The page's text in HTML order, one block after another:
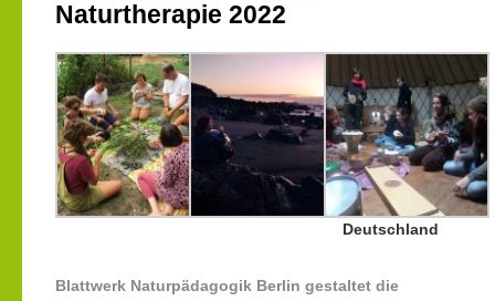
Naturtherapie 2022
Deutschland
Blattwerk Naturpädagogik Berlin gestaltet die